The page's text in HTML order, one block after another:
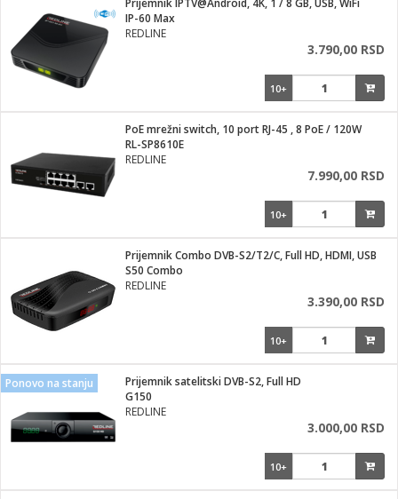
Prijemnik IPTV@Android, 4K, 1 / 8 GB, USB, WiFi
IP-60 Max
REDLINE
3.790,00 RSD
10+
PoE mrežni switch, 10 port RJ-45 , 8 PoE / 120W
RL-SP8610E
REDLINE
7.990,00 RSD
10+
Prijemnik Combo DVB-S2/T2/C, Full HD, HDMI, USB
S50 Combo
REDLINE
3.390,00 RSD
10+
Ponovo na stanju
Prijemnik satelitski DVB-S2, Full HD
G150
REDLINE
3.000,00 RSD
10+